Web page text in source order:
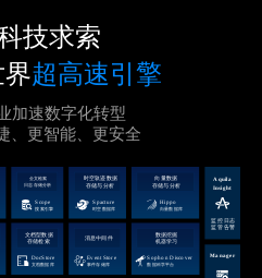
技求索
超高速引擎
加速数字化转型
、更智能、更安全